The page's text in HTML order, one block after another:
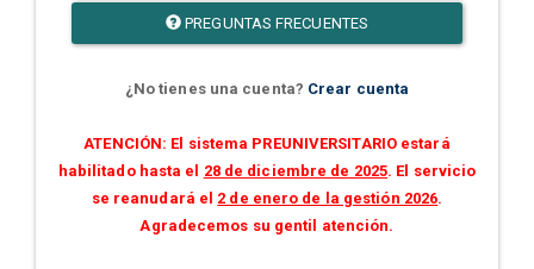
PREGUNTAS FRECUENTES
¿No tienes una cuenta? Crear cuenta
ATENCIÓN: El sistema PREUNIVERSITARIO estará
habilitado hasta el 28 de diciembre de 2025. El servicio
se reanudará el 2 de enero de la gestión 2026.
Agradecemos su gentil atención.